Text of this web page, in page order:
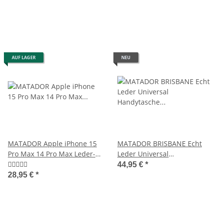
AUF LAGER
MATADOR Apple iPhone 15
Pro Max 14 Pro Max Leder-
Tasche-Etui Braun
28,95 € *
NEU
MATADOR BRISBANE Echt
Leder Universal
Handytasche Vertikal 6.9
44,95 € *